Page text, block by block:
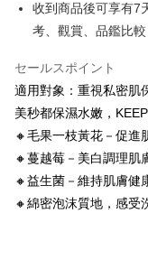
付款後7-11取貨
配送毎にNT$100、
新竹物流
配送毎にNT$100、
海外地區配送
收到商品後可享有7
考、觀賞、品鑑比較
セールスポイント
適用對象：重視私密肌
美秒都保濕水嫩，KEEP
🔸毛果一枝黃花－促進
🔸蔓越莓－美白調理肌
🔸益生菌－維持肌膚健
🔸綿密泡沫質地，感受